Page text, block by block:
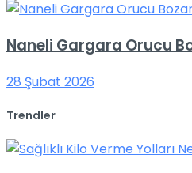
Naneli Gargara Orucu
28 Şubat 2026
Trendler